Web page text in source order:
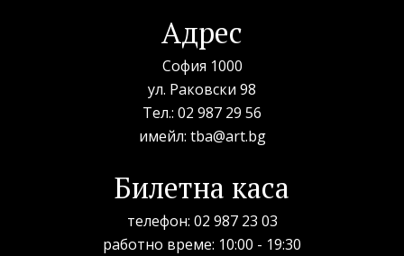
Адрес
София 1000
ул. Раковски 98
Тел.: 02 987 29 56
имейл: tba@art.bg
Билетна каса
телефон: 02 987 23 03
рабoтно време: 10:00 - 19:30